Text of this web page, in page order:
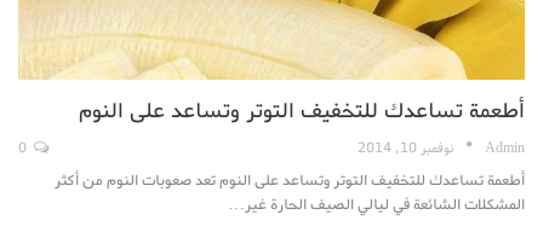
أطعمة تساعدك للتخفيف التوتر وتساعد على النوم
Admin نوفمبر 10, 2014
أطعمة تساعدك للتخفيف التوتر وتساعد على النوم تعد صعوبات النوم من أكثر
المشكلات الشائعة في ليالي الصيف الحارة غير…